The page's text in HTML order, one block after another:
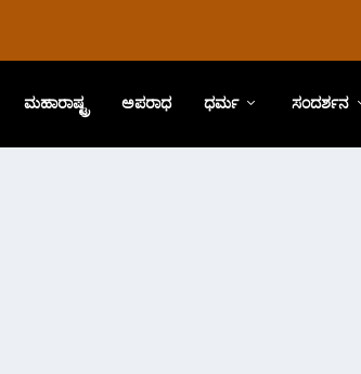
ಮಹಾರಾಷ್ಟ್ರ ಅಪರಾಧ ಧರ್ಮ ಸಂದರ್ಶನ